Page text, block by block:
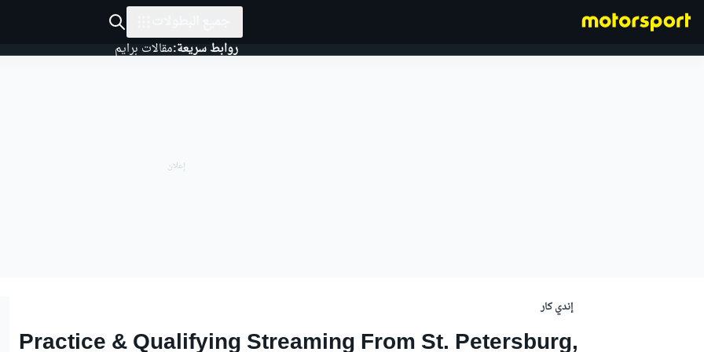
روابط سريعة:مقالات برايم
إندي كار
Practice & Qualifying Streaming From St. Petersburg,